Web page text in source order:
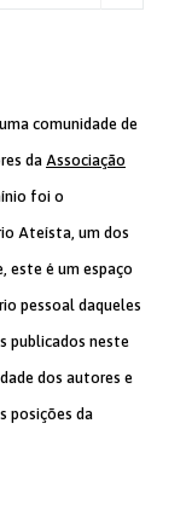
comunidade de
daAssociação
foi o
Ateísta, um dos
este é um espaço
pessoal daqueles
publicados neste
dos autores e
posições da